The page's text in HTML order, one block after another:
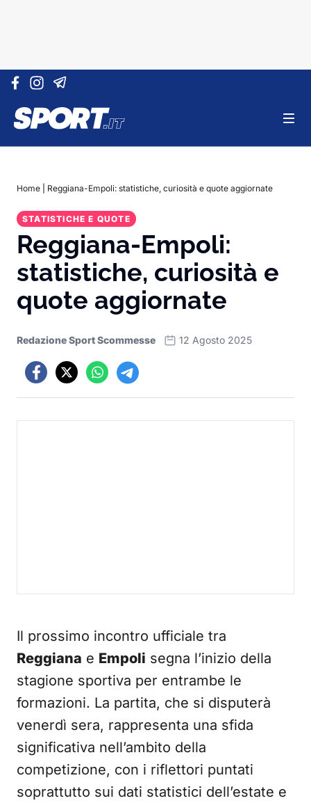
Vai al contenuto
Home Reggiana-Empoli: statistiche, curiosità e quote aggiornate
STATISTICHE E QUOTE
Reggiana-Empoli:
statistiche, curiosità e
quote aggiornate
Redazione Sport Scommesse 12 Agosto 2025
Il prossimo incontro ufficiale tra
Reggiana e Empoli segna l’inizio della
stagione sportiva per entrambe le
formazioni. La partita, che si disputerà
venerdì sera, rappresenta una sfida
significativa nell’ambito della
competizione, con i riflettori puntati
soprattutto sui dati statistici dell’estate e